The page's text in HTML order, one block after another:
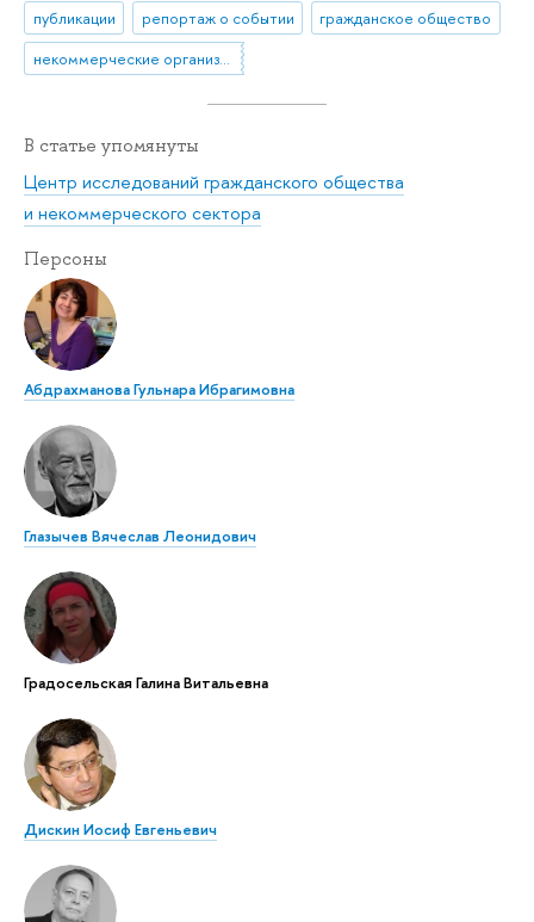
публикации репортаж о событии
гражданское общество
некоммерческие организации
В статье упомянуты
Центр исследований гражданского общества
и некоммерческого сектора
Персоны
Абдрахманова Гульнара Ибрагимовна
Глазычев Вячеслав Леонидович
Градосельская Галина Витальевна
Дискин Иосиф Евгеньевич